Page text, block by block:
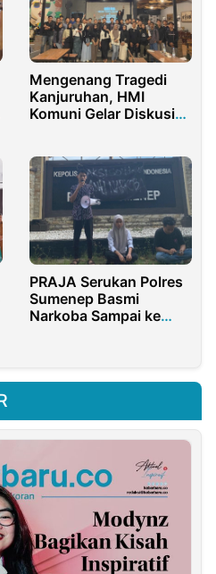
Mengenang Tragedi
Kanjuruhan, HMI
Komuni Gelar Diskusi
PRAJA Serukan Polres
Sumenep Basmi
Narkoba Sampai ke